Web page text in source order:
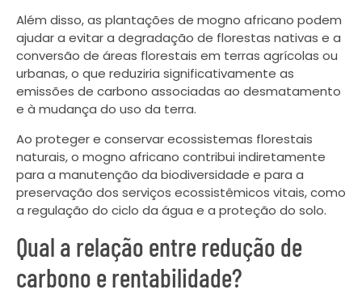
Além disso, as plantações de mogno africano podem
ajudar a evitar a degradação de florestas nativas e a
conversão de áreas florestais em terras agrícolas ou
urbanas, o que reduziria significativamente as
emissões de carbono associadas ao desmatamento
e à mudança do uso da terra.
Ao proteger e conservar ecossistemas florestais
naturais, o mogno africano contribui indiretamente
para a manutenção da biodiversidade e para a
preservação dos serviços ecossistêmicos vitais, como
a regulação do ciclo da água e a proteção do solo.
Qual a relação entre redução de
carbono e rentabilidade?